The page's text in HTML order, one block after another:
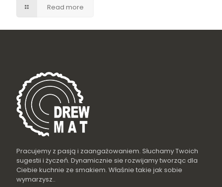
Read more
Pracujemy z pasją i zaangażowaniem. Słuchamy Twoich
sugestii i życzeń. Dynamicznie sie rozwijamy tworząc dla
Ciebie kuchnie ze smakiem. Właśnie takie jak sobie
wymarzysz..